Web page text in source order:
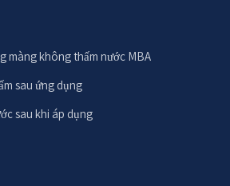
màng không thấm nước MBA
sau ứng dụng
sau khi áp dụng